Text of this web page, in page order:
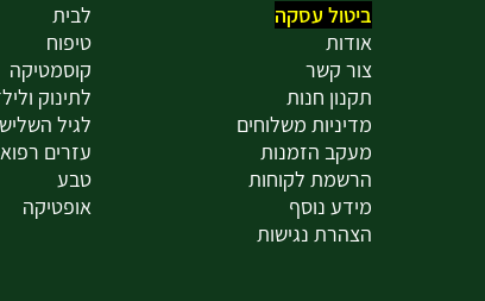
ביטול עסקה
אודות
צור קשר
תקנון חנות
מדיניות משלוחים
מעקב הזמנות
הרשמת לקוחות
מידע נוסף
הצהרת נגישות
לבית
טיפוח
קוסמטיקה
לתינוק
לגיל
עזרים
טבע
אופטיקה